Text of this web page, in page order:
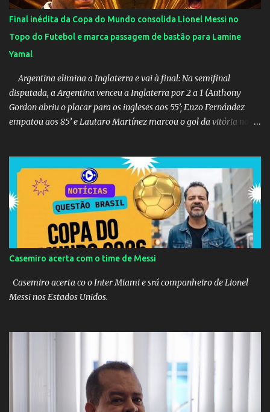
Final inédita da Copa do Mundo consolida Lionel Messi no
Topo do Futebol e marca passagem de bastão para Lamine
Yamal
Argentina elimina a Inglaterra e vai à final: Na semifinal
disputada, a Argentina venceu a Inglaterra por 2 a 1 (Anthony
Gordon abriu o placar para os ingleses aos 55’; Enzo Fernández
empatou aos 85’ e Lautaro Martínez marcou o gol da vitória nos
Inglaterra durante o jogo.
Casemiro acerta com o time de Messi
Casemiro acerta co o Inter Miami e srá companheiro de Lionel
Messi nos Estados Unidos.